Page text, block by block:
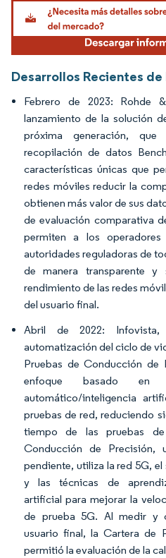
Desarrollos Recientes
Febrero de 2023: Rohde
lanzamiento de la solución
próxima generación,
recopilación de datos
características únicas que
redes móviles reducir la
obtienen más valor de sus
de evaluación comparativa
permiten a los
autoridades reguladoras de
de manera transparente
rendimiento de las redes
del usuario final.
Abril de 2022:
automatización del ciclo de
Pruebas de Conducción de
enfoque basado en
automático/inteligencia
pruebas de red, reduciendo
tiempo de las pruebas
Conducción de Precisión,
pendiente, utiliza la red 5G,
y las técnicas de
artificial para mejorar la
de prueba 5G. Al medir y
usuario final, la Cartera de
permitió la evaluación de la